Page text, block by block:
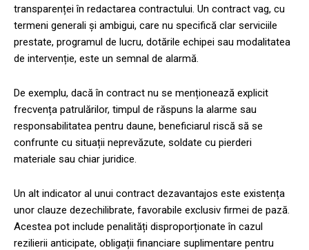
transparenței în redactarea contractului. Un contract vag, cu
termeni generali și ambigui, care nu specifică clar serviciile
prestate, programul de lucru, dotările echipei sau modalitatea
de intervenție, este un semnal de alarmă.
De exemplu, dacă în contract nu se menționează explicit
frecvența patrulărilor, timpul de răspuns la alarme sau
responsabilitatea pentru daune, beneficiarul riscă să se
confrunte cu situații neprevăzute, soldate cu pierderi
materiale sau chiar juridice.
Un alt indicator al unui contract dezavantajos este existența
unor clauze dezechilibrate, favorabile exclusiv firmei de pază.
Acestea pot include penalități disproporționate în cazul
rezilierii anticipate, obligații financiare suplimentare pentru